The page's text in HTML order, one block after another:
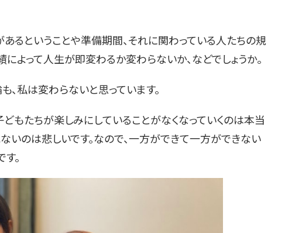
るということや準備期間、それに関わっている人たちの規
によって人生が即変わるか変わらないか、などでしょうか。
私は変わらないと思っています。
もたちが楽しみにしていることがなくなっていくのは本当
いのは悲しいです。なので、一方ができて一方ができない
。